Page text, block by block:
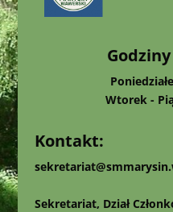
Wtorek -
Kontakt:
Sekretariat, Dział